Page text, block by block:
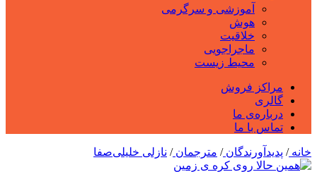
آموزشی و سرگرمی
هوش
خلاقیت
ماجراجویی
محیط زیست
مراکز فروش
گالری
درباره‌ی ما
تماس با ما
خانه/ پدیدآورندگان/ مترجمان/ نازلی خلیلی‌صفا